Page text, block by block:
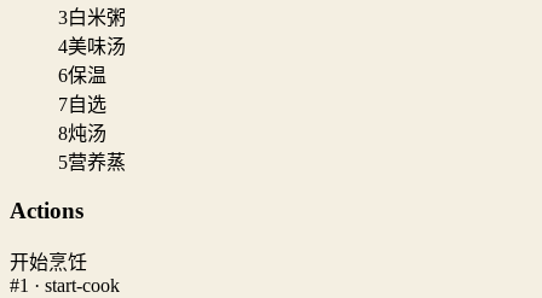
3白米粥
4美味汤
6保温
7自选
8炖汤
5营养蒸
Actions
开始烹饪
#1 · start-cook